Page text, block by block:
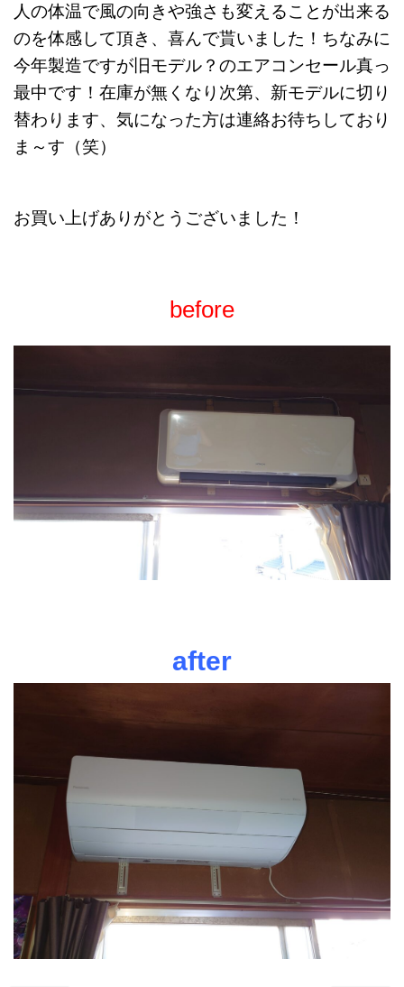
人の体温で風の向きや強さも変えることが出来る
のを体感して頂き、喜んで貰いました！ちなみに
今年製造ですが旧モデル？のエアコンセール真っ
最中です！在庫が無くなり次第、新モデルに切り
替わります、気になった方は連絡お待ちしており
ま～す（笑）
お買い上げありがとうございました！
before
after